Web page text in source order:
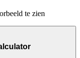
te zien